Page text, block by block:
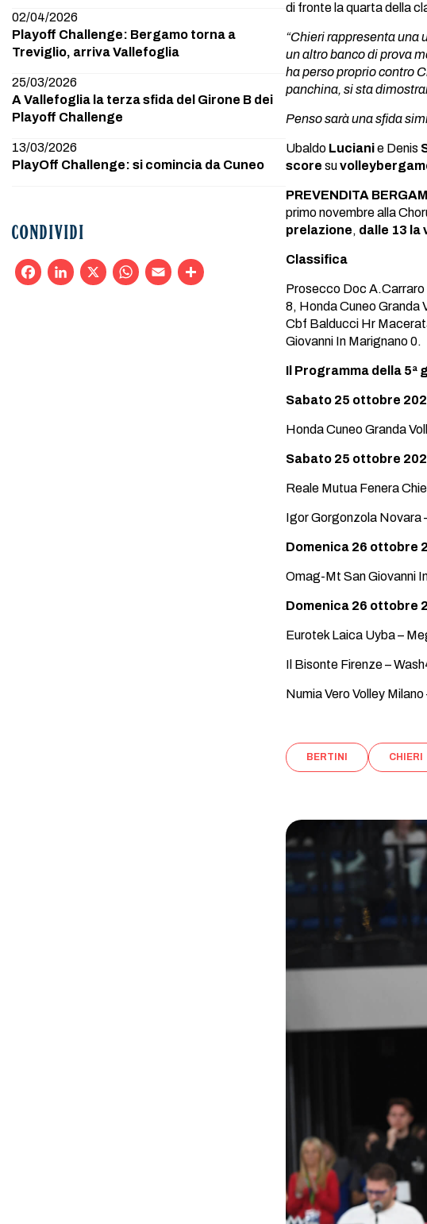
02/04/2026
Playoff Challenge: Bergamo torna a
Treviglio, arriva Vallefoglia
25/03/2026
A Vallefoglia la terza sfida del Girone B dei
Playoff Challenge
13/03/2026
PlayOff Challenge: si comincia da Cuneo
CONDIVIDI
di fronte la quarta della
“Chieri rappresenta una
un altro banco di prova
ha perso proprio contro
panchina, si sta
Penso sarà una sfida
Ubaldo Lucianie Denis
score su
PREVENDITA
primo novembre alla
prelazione, dalle 13 la
Classifica
Prosecco Doc A.Carraro
8, Honda Cuneo Granda
Cbf Balducci Hr
Giovanni In Marignano 0.
Il Programma della 5ª
Sabato 25 ottobre
Honda Cuneo Granda
Sabato 25 ottobre
Reale Mutua Fenera
Igor Gorgonzola Novara
Domenica 26 ottobre
Omag-Mt San Giovanni
Domenica 26 ottobre
Eurotek Laica Uyba –
Il Bisonte Firenze –
Numia Vero Volley
BERTINI CHIERI